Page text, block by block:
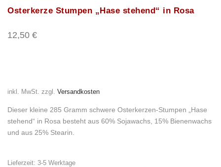
Osterkerze Stumpen „Hase stehend“ in Rosa
12,50 €
inkl. MwSt. zzgl. Versandkosten
Dieser kleine 285 Gramm schwere Osterkerzen-Stumpen „Hase
stehend“ in Rosa besteht aus 60% Sojawachs, 15% Bienenwachs
und aus 25% Stearin.
Lieferzeit: 3-5 Werktage